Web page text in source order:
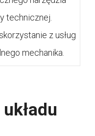
technicznej.
z usług
mechanika.